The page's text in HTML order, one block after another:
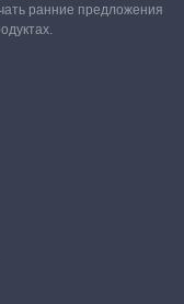
ранние предложения